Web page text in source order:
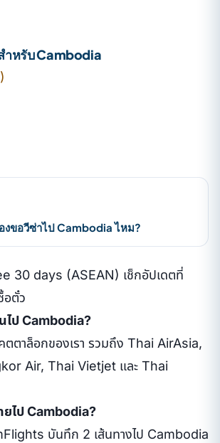
หรับ Cambodia
ขอวีซ่าไป Cambodia ไหม?
30 days (ASEAN) เช็กอัปเดตที่
ตั๋ว
ไป Cambodia?
ตตาล็อกของเรา รวมถึง Thai AirAsia,
Air, Thai Vietjet และ Thai
ยไป Cambodia?
บันทึก 2 เส้นทางไป Cambodia